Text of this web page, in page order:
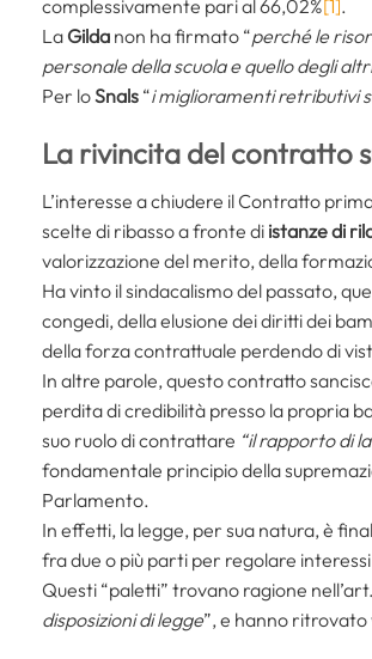
complessivamente pari al 66,02%[1].
La Gilda non ha firmato “perché le
personale della scuola e quello degli
Per loSnals “i miglioramenti retributivi
La rivincita del contratto
L’interesse a chiudere il Contratto
scelte di ribasso a fronte di istanze di
valorizzazione del merito, della
Ha vinto il sindacalismo del passato,
congedi, della elusione dei diritti dei
della forza contrattuale perdendo di
In altre parole, questo contratto
perdita di credibilità presso la propria
suo ruolo di contrattare “il rapporto di
fondamentale principio della
Parlamento.
In effetti, la legge, per sua natura, è
fra due o più parti per regolare
Questi “paletti” trovano ragione
disposizioni di legge”, e hanno